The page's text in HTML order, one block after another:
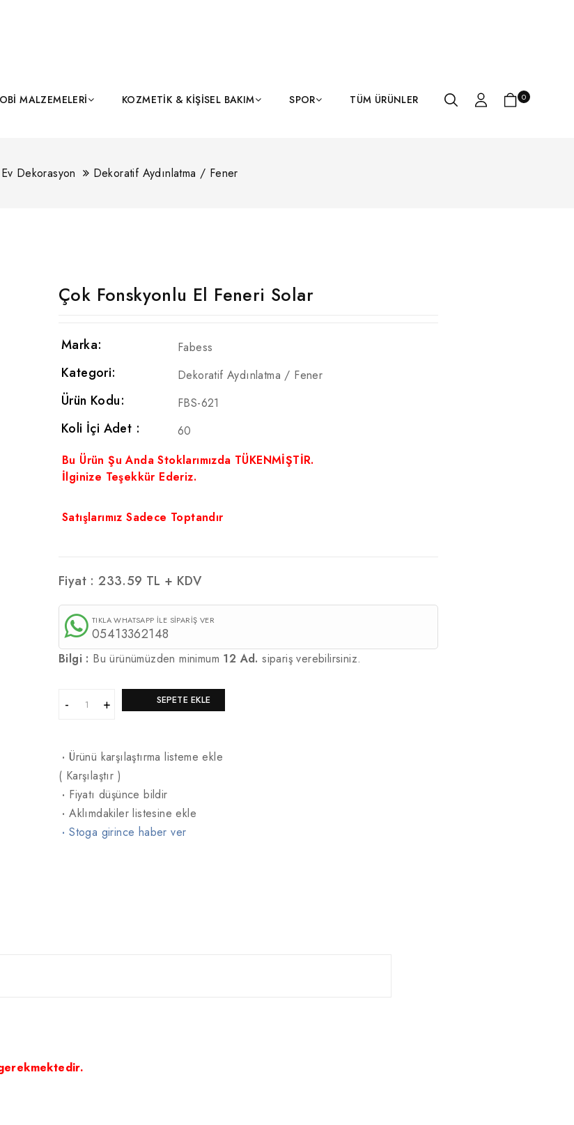
MALZEMELERI KOZMETIK & KIŞISEL BAKIM SPOR TÜM ÜRÜNLER 0
Ev Dekorasyon Dekoratif Aydınlatma / Fener
Çok Fonskyonlu El Feneri Solar
Marka: Fabess
Kategori: Dekoratif Aydınlatma / Fener
Ürün Kodu: FBS-621
Koli İçi Adet :
60
Bu Ürün Şu Anda Stoklarımızda TÜKENMİŞTİR.
İlginize Teşekkür Ederiz.
Satışlarımız Sadece Toptandır
Fiyat :233.59 TL + KDV
TIKLA WHATSAPP İLE SİPARİŞ VER
05413362148
Bilgi : Bu ürünümüzden minimum 12 Ad. sipariş verebilirsiniz.
SEPETE EKLE
·Ürünü karşılaştırma listeme ekle
( Karşılaştır )
· Fiyatı düşünce bildir
·Aklımdakiler listesine ekle
·Stoga girince haber ver